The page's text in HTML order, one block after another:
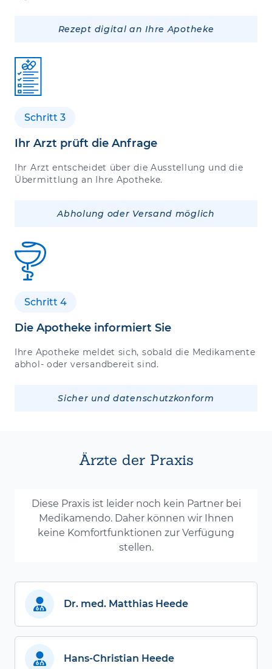
Rezept digital an Ihre Apotheke
Schritt 3
Ihr Arzt prüft die Anfrage
Ihr Arzt entscheidet über die Ausstellung und die
Übermittlung an Ihre Apotheke.
Abholung oder Versand möglich
Schritt 4
Die Apotheke informiert Sie
Ihre Apotheke meldet sich, sobald die Medikamente
abhol- oder versandbereit sind.
Sicher und datenschutzkonform
Ärzte der Praxis
Diese Praxis ist leider noch kein Partner bei
Medikamendo. Daher können wir Ihnen
keine Komfortfunktionen zur Verfügung
stellen.
Dr. med. Matthias Heede
Hans-Christian Heede